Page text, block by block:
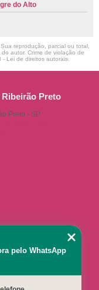
do Alto
reprodução, parcial ou total,
autor. Crime de violação de
- Lei de direitos autorais
Preto
Preto - SP
pelo WhatsApp